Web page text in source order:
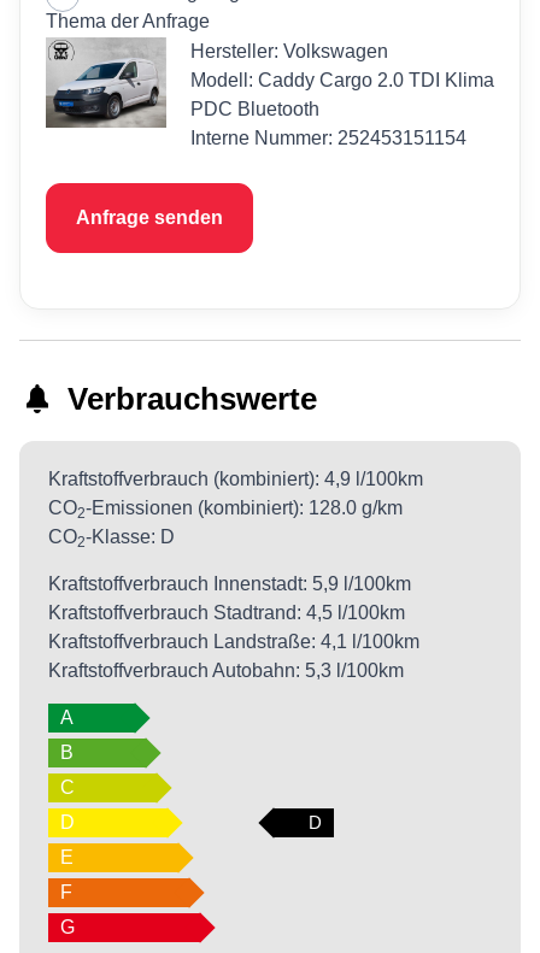
Thema der Anfrage
Hersteller: Volkswagen
Modell: Caddy Cargo 2.0 TDI Klima
PDC Bluetooth
Interne Nummer: 252453151154
Anfrage senden
Verbrauchswerte
Kraftstoffverbrauch (kombiniert): 4,9 l/100km
CO2-Emissionen (kombiniert): 128.0 g/km
CO2-Klasse: D
Kraftstoffverbrauch Innenstadt: 5,9 l/100km
Kraftstoffverbrauch Stadtrand: 4,5 l/100km
Kraftstoffverbrauch Landstraße: 4,1 l/100km
Kraftstoffverbrauch Autobahn: 5,3 l/100km
A
B
C
D
D
E
F
G